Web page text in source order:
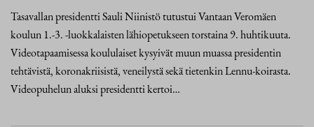
Tasavallan presidentti Sauli Niinistö tutustui Vantaan Veromäen
koulun 1.-3. -luokkalaisten lähiopetukseen torstaina 9. huhtikuuta.
Videotapaamisessa koululaiset kysyivät muun muassa presidentin
tehtävistä, koronakriisistä, veneilystä sekä tietenkin Lennu-koirasta.
Videopuhelun aluksi presidentti kertoi…